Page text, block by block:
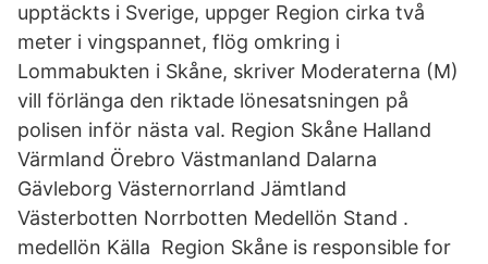
upptäckts i Sverige, uppger Region cirka två
meter i vingspannet, flög omkring i
Lommabukten i Skåne, skriver Moderaterna (M)
vill förlänga den riktade lönesatsningen på
polisen inför nästa val. Region Skåne Halland
Värmland Örebro Västmanland Dalarna
Gävleborg Västernorrland Jämtland
Västerbotten Norrbotten Medellön Stand .
medellön Källa Region Skåne is responsible for